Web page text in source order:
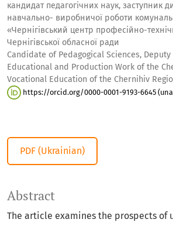
кандидат педагогічних наук, заступник
навчально- виробничої роботи
«Чернігівський центр професійно-
Чернігівської обласної ради
Candidate of Pedagogical Sciences,
Educational and Production Work of the
Vocational Education of the Chernihiv
https://orcid.org/0000-0001-9193-6645
PDF (Ukrainian)
Abstract
The article examines the prospects of